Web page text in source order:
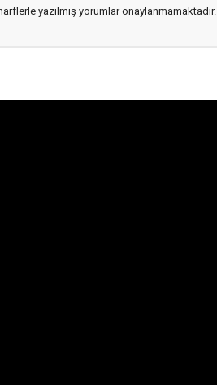
yazılmış yorumlar onaylanmamaktadır.